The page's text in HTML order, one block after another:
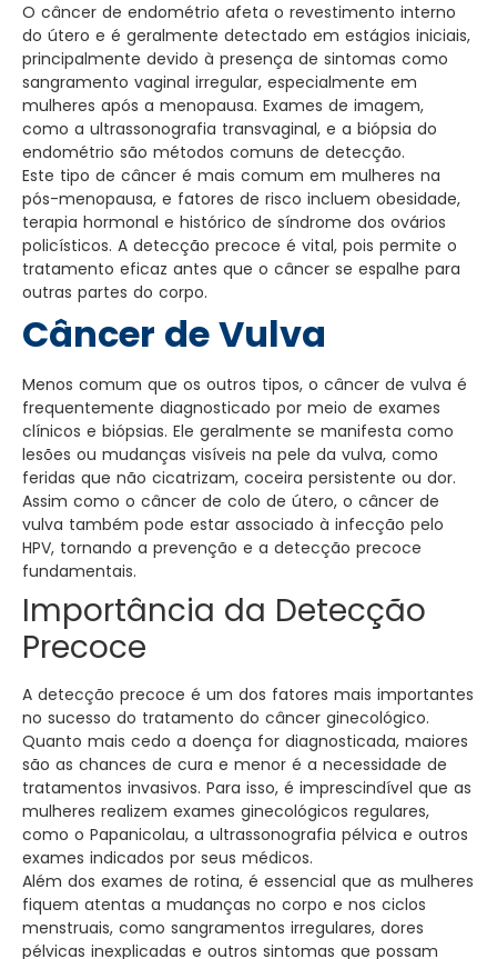
O câncer de endométrio afeta o revestimento interno
do útero e é geralmente detectado em estágios iniciais,
principalmente devido à presença de sintomas como
sangramento vaginal irregular, especialmente em
mulheres após a menopausa. Exames de imagem,
como a ultrassonografia transvaginal, e a biópsia do
endométrio são métodos comuns de detecção.
Este tipo de câncer é mais comum em mulheres na
pós-menopausa, e fatores de risco incluem obesidade,
terapia hormonal e histórico de síndrome dos ovários
policísticos. A detecção precoce é vital, pois permite o
tratamento eficaz antes que o câncer se espalhe para
outras partes do corpo.
Câncer de Vulva
Menos comum que os outros tipos, o câncer de vulva é
frequentemente diagnosticado por meio de exames
clínicos e biópsias. Ele geralmente se manifesta como
lesões ou mudanças visíveis na pele da vulva, como
feridas que não cicatrizam, coceira persistente ou dor.
Assim como o câncer de colo de útero, o câncer de
vulva também pode estar associado à infecção pelo
HPV, tornando a prevenção e a detecção precoce
fundamentais.
Importância da Detecção
Precoce
A detecção precoce é um dos fatores mais importantes
no sucesso do tratamento do câncer ginecológico.
Quanto mais cedo a doença for diagnosticada, maiores
são as chances de cura e menor é a necessidade de
tratamentos invasivos. Para isso, é imprescindível que as
mulheres realizem exames ginecológicos regulares,
como o Papanicolau, a ultrassonografia pélvica e outros
exames indicados por seus médicos.
Além dos exames de rotina, é essencial que as mulheres
fiquem atentas a mudanças no corpo e nos ciclos
menstruais, como sangramentos irregulares, dores
pélvicas inexplicadas e outros sintomas que possam